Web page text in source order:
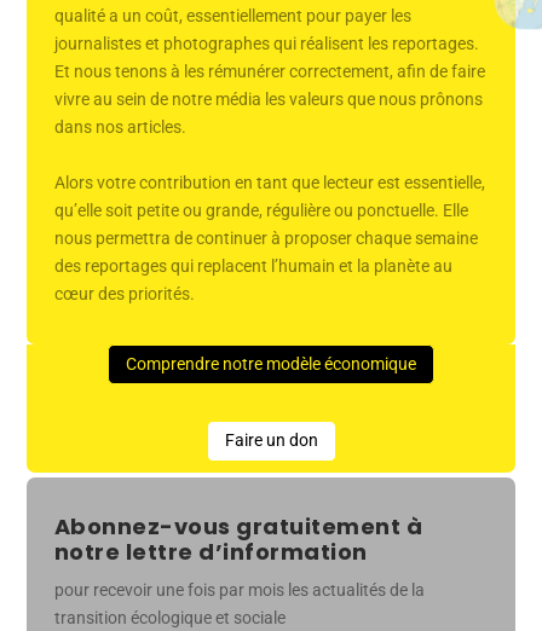
qualité a un coût, essentiellement pour payer les
journalistes et photographes qui réalisent les reportages.
Et nous tenons à les rémunérer correctement, afin de faire
vivre au sein de notre média les valeurs que nous prônons
dans nos articles.
Alors votre contribution en tant que lecteur est essentielle,
qu’elle soit petite ou grande, régulière ou ponctuelle. Elle
nous permettra de continuer à proposer chaque semaine
des reportages qui replacent l’humain et la planète au
cœur des priorités.
Comprendre notre modèle économique
Faire un don
Abonnez-vous gratuitement à
notre lettre d’information
pour recevoir une fois par mois les actualités de la
transition écologique et sociale